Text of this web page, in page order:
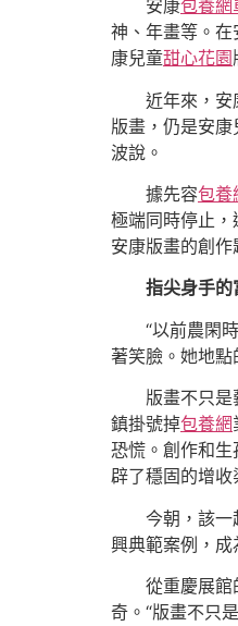
安康包養網
神、年畫等。
康兒童甜心花園
近年來，安
版畫，仍是安
波說。
據先容包養
極端同時停止
安康版畫的創
指尖身手的
“以前農閑
著笑臉。她地
版畫不只
鎮掛號掉包養網
恐慌。創作和
辟了穩固的增收
今朝，該
興典範案例，成
從重慶展館
奇。“版畫不只